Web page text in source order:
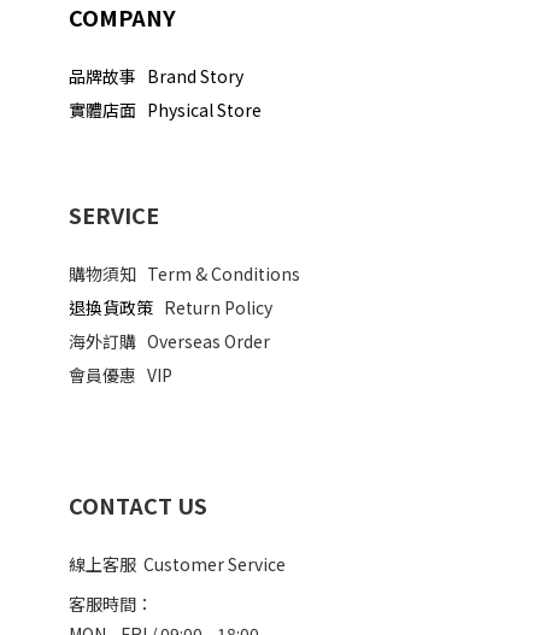
COMPANY
品牌故事 Brand Story
實體店面 Physical Store
SERVICE
購物須知 Term & Conditions
退換貨政策 Return Policy
海外訂購 Overseas Order
會員優惠 VIP
CONTACT US
線上客服 Customer Service
客服時間：